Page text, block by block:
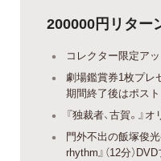
200000円リター
コレクター限定ア
劇場鑑賞券1枚プレ
期間終了後はポス
『独裁者、古賀。』
門外不出の飯塚俊
rhythm』（12分）